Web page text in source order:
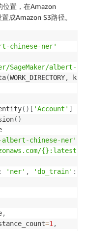
位置，在Amazon
成Amazon S3路径。
chinese-ner'
SageMaker/albert-
(WORK_DIRECTORY,
( ) [ 'Account' ]
( )
albert-chinese-ner'
{}:latest'
: 'ner' , 'do_train' :
,
=1 ,